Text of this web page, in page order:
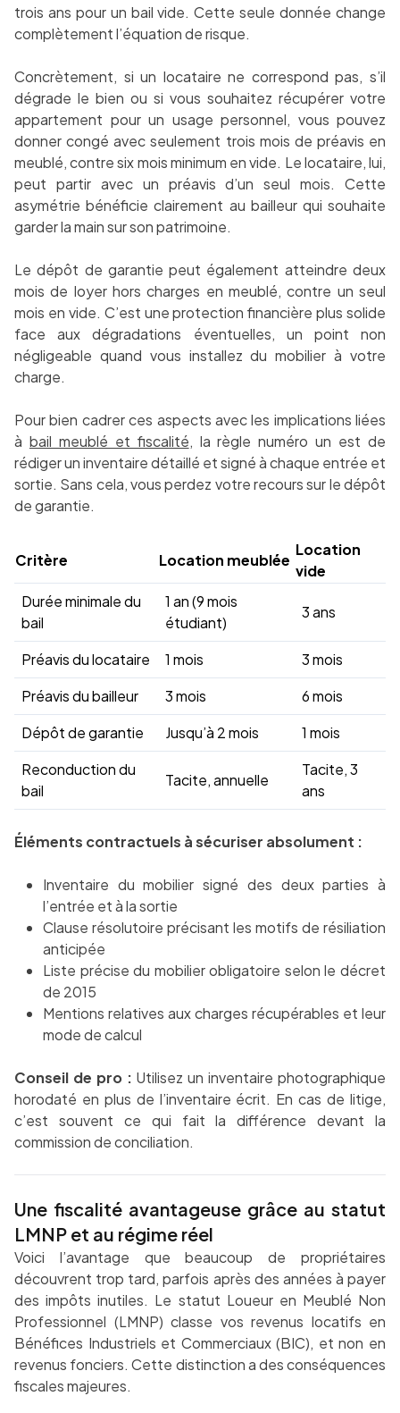
trois ans pour un bail vide. Cette seule donnée change
complètement l’équation de risque.
Concrètement, si un locataire ne correspond pas, s’il
dégrade le bien ou si vous souhaitez récupérer votre
appartement pour un usage personnel, vous pouvez
donner congé avec seulement trois mois de préavis en
meublé, contre six mois minimum en vide. Le locataire, lui,
peut partir avec un préavis d’un seul mois. Cette
asymétrie bénéficie clairement au bailleur qui souhaite
garder la main sur son patrimoine.
Le dépôt de garantie peut également atteindre deux
mois de loyer hors charges en meublé, contre un seul
mois en vide. C’est une protection financière plus solide
face aux dégradations éventuelles, un point non
négligeable quand vous installez du mobilier à votre
charge.
Pour bien cadrer ces aspects avec les implications liées
à bail meublé et fiscalité, la règle numéro un est de
rédiger un inventaire détaillé et signé à chaque entrée et
sortie. Sans cela, vous perdez votre recours sur le dépôt
de garantie.
Critère Location meublée
Location
vide
Durée minimale du
bail
1 an (9 mois
étudiant)
3 ans
Préavis du locataire 1 mois
3 mois
Préavis du bailleur
3 mois
6 mois
Dépôt de garantie
Jusqu’à 2 mois
1 mois
Reconduction du
bail
Tacite, annuelle
Tacite, 3
ans
Éléments contractuels à sécuriser absolument :
Inventaire du mobilier signé des deux parties à
l’entrée et à la sortie
Clause résolutoire précisant les motifs de résiliation
anticipée
Liste précise du mobilier obligatoire selon le décret
de 2015
Mentions relatives aux charges récupérables et leur
mode de calcul
Conseil de pro : Utilisez un inventaire photographique
horodaté en plus de l’inventaire écrit. En cas de litige,
c’est souvent ce qui fait la différence devant la
commission de conciliation.
Une fiscalité avantageuse grâce au statut
LMNP et au régime réel
Voici l’avantage que beaucoup de propriétaires
découvrent trop tard, parfois après des années à payer
des impôts inutiles. Le statut Loueur en Meublé Non
Professionnel (LMNP) classe vos revenus locatifs en
Bénéfices Industriels et Commerciaux (BIC), et non en
revenus fonciers. Cette distinction a des conséquences
fiscales majeures.